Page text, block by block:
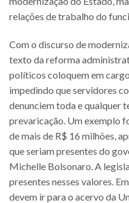
relações de trabalho do
Com o discurso de
texto da reforma
políticos coloquem em
impedindo que servidores
denunciem toda e qualquer
prevaricação. Um exemplo
de mais de R$ 16 milhões,
que seriam presentes do
Michelle Bolsonaro. A
presentes nesses valores.
devem ir para o acervo da